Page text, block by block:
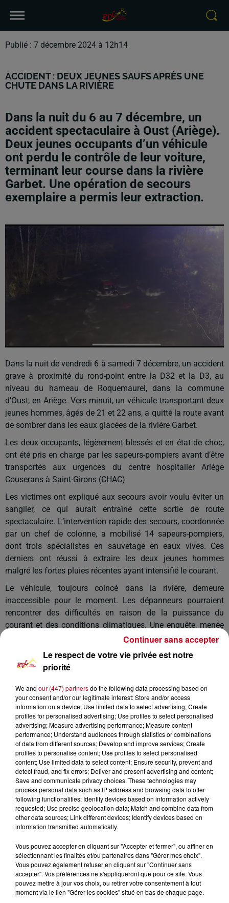
Publié : 7 décembre 2024 à 12h14
ACCIDENT : DEUX JEUNES SAUFS APRÈS UNE
CHUTE DANS LA RIVIÈRE
Dans la nuit du 6 au 7 décembre, un
accident spectaculaire à Oust (Ariège).
Deux jeunes occupants d’un véhicule
ont perdu le contrôle de leur voiture,
terminant leur course dans la rivière
Garbet. Une opération de secours
exemplaire a permis leur extraction.
Dans la nuit de vendredi 6 à samedi 7 décembre, un accident
grave à proximité du rond-point entre la D32 et la D3, au
niveau du hameau de Roquemaurel, dans la commune
d’Oust, en Ariège. Vers minuit, un véhicule transportant deux
jeunes hommes, âgés de 21 et 22 ans, a quitté la route avant
de sombrer dans les eaux glacées de la rivière Garbet.
Les deux occupants, légèrement blessés et en état de choc,
ont été pris en charge par les sapeurs-pompiers avant d’être
transportés aux urgences du centre hospitalier Ariège
Couserans à Saint-Girons (CHAC)
Les victimes ont expliqué aux secours avoir voulu éviter un
sanglier, ce qui aurait entraîné cette sortie de route
spectaculaire. L’intervention rapide des secours, coordonnée
par un chef de colonne, a mobilisé 14 sapeurs-pompiers,
dont trois spécialistes en sauvetage en eaux vives. Ces
derniers ont réussi à extraire les deux jeunes hommes
malgré les fortes pluies récentes ayant intensifié le courant.
Le véhicule, toujours coincé dans la rivière, demeure
inaccessible pour le moment. Les dépanneurs pourraient
rencontrer des difficultés en raison de la puissance du
courant et des conditions climatiques. Une enquête, menée
par la gendarmerie, est en cours pour éclaircir les
circonstances précises de l’accident.
À LA UNE Voir plus
Couserans : Eaux du Couserans
alerte sur une recrudescence de
faux...
La Fabio-Casartelli souffle ses 30
bougies sur les routes du
Couserans
Ariège : trois incendies de
montagne toujours mobilisateurs
à...
Le respect de votre vie privée est notre
priorité
We and our (447) partnersdo the following data processing based on
your consent and/or our legitimate interest: Store and/or access
information on a device; Use limited data to select advertising; Create
profiles for personalised advertising; Use profiles to select personalised
advertising; Measure advertising performance; Measure content
performance; Understand audiences through statistics or combinations
of data from different sources; Develop and improve services; Create
profiles to personalise content; Use profiles to select personalised
content; Use limited data to select content; Ensure security, prevent and
detect fraud, and fix errors; Deliver and present advertising and content;
Save and communicate privacy choices. These technologies may
process personal data such as IP address and browsing data to offer
following functionalities: Identify devices based on information actively
requested; Use precise geolocation data; Match and combine data from
other data sources; Link different devices; Identify devices based on
information transmitted automatically.
Vous pouvez accepter en cliquant sur "Accepter et fermer", ou affiner en
sélectionnant les finalités et/ou partenaires dans "Gérer mes choix".
Vous pouvez également refuser en cliquant sur "Continuer sans
accepter". Vos préférences ne s'appliqueront que pour ce site. Vous
pouvez mettre à jour vos choix, ou retirer votre consentement à tout
moment via le lien "Gérer les cookies" situé en bas de chaque page.
Continuer sans accepter